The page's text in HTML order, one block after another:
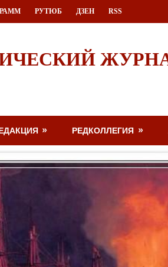
РУТЮБ ДЗЕН RSS
РЕДКОЛЛЕГИЯ